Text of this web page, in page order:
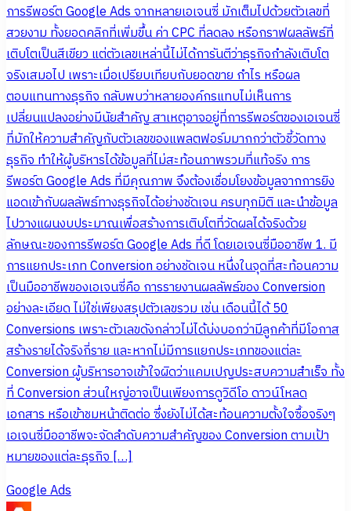
การรีพอร์ต Google Ads จากหลายเอเจนซี่ มักเต็มไปด้วยตัวเลขที่
สวยงาม ทั้งยอดคลิกที่เพิ่มขึ้น ค่า CPC ที่ลดลง หรือกราฟผลลัพธ์ที่
เติบโตเป็นสีเขียว แต่ตัวเลขเหล่านี้ไม่ได้การันตีว่าธุรกิจกำลังเติบโต
จริงเสมอไป เพราะเมื่อเปรียบเทียบกับยอดขาย กำไร หรือผล
ตอบแทนทางธุรกิจ กลับพบว่าหลายองค์กรแทบไม่เห็นการ
เปลี่ยนแปลงอย่างมีนัยสำคัญ สาเหตุอาจอยู่ที่การรีพอร์ตของเอเจนซี่
ที่มักให้ความสำคัญกับตัวเลขของแพลตฟอร์มมากกว่าตัวชี้วัดทาง
ธุรกิจ ทำให้ผู้บริหารได้ข้อมูลที่ไม่สะท้อนภาพรวมที่แท้จริง การ
รีพอร์ต Google Ads ที่มีคุณภาพ จึงต้องเชื่อมโยงข้อมูลจากการยิง
แอดเข้ากับผลลัพธ์ทางธุรกิจได้อย่างชัดเจน ครบทุกมิติ และนำข้อมูล
ไปวางแผนงบประมาณเพื่อสร้างการเติบโตที่วัดผลได้จริงด้วย
ลักษณะของการรีพอร์ต Google Ads ที่ดี โดยเอเจนซี่มืออาชีพ 1. มี
การแยกประเภท Conversion อย่างชัดเจน หนึ่งในจุดที่สะท้อนความ
เป็นมืออาชีพของเอเจนซี่คือ การรายงานผลลัพธ์ของ Conversion
อย่างละเอียด ไม่ใช่เพียงสรุปตัวเลขรวม เช่น เดือนนี้ได้ 50
Conversions เพราะตัวเลขดังกล่าวไม่ได้บ่งบอกว่ามีลูกค้าที่มีโอกาส
สร้างรายได้จริงกี่ราย และหากไม่มีการแยกประเภทของแต่ละ
Conversion ผู้บริหารอาจเข้าใจผิดว่าแคมเปญประสบความสำเร็จ ทั้ง
ที่ Conversion ส่วนใหญ่อาจเป็นเพียงการดูวิดีโอ ดาวน์โหลด
เอกสาร หรือเข้าชมหน้าติดต่อ ซึ่งยังไม่ได้สะท้อนความตั้งใจซื้อจริงๆ
เอเจนซี่มืออาชีพจะจัดลำดับความสำคัญของ Conversion ตามเป้า
หมายของแต่ละธุรกิจ […]
Google Ads